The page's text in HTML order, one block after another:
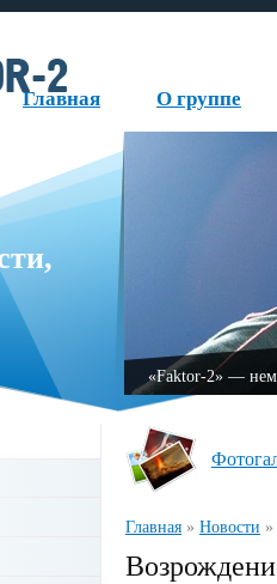
Главная О группе
в 1999 году.
Главная » Новости »